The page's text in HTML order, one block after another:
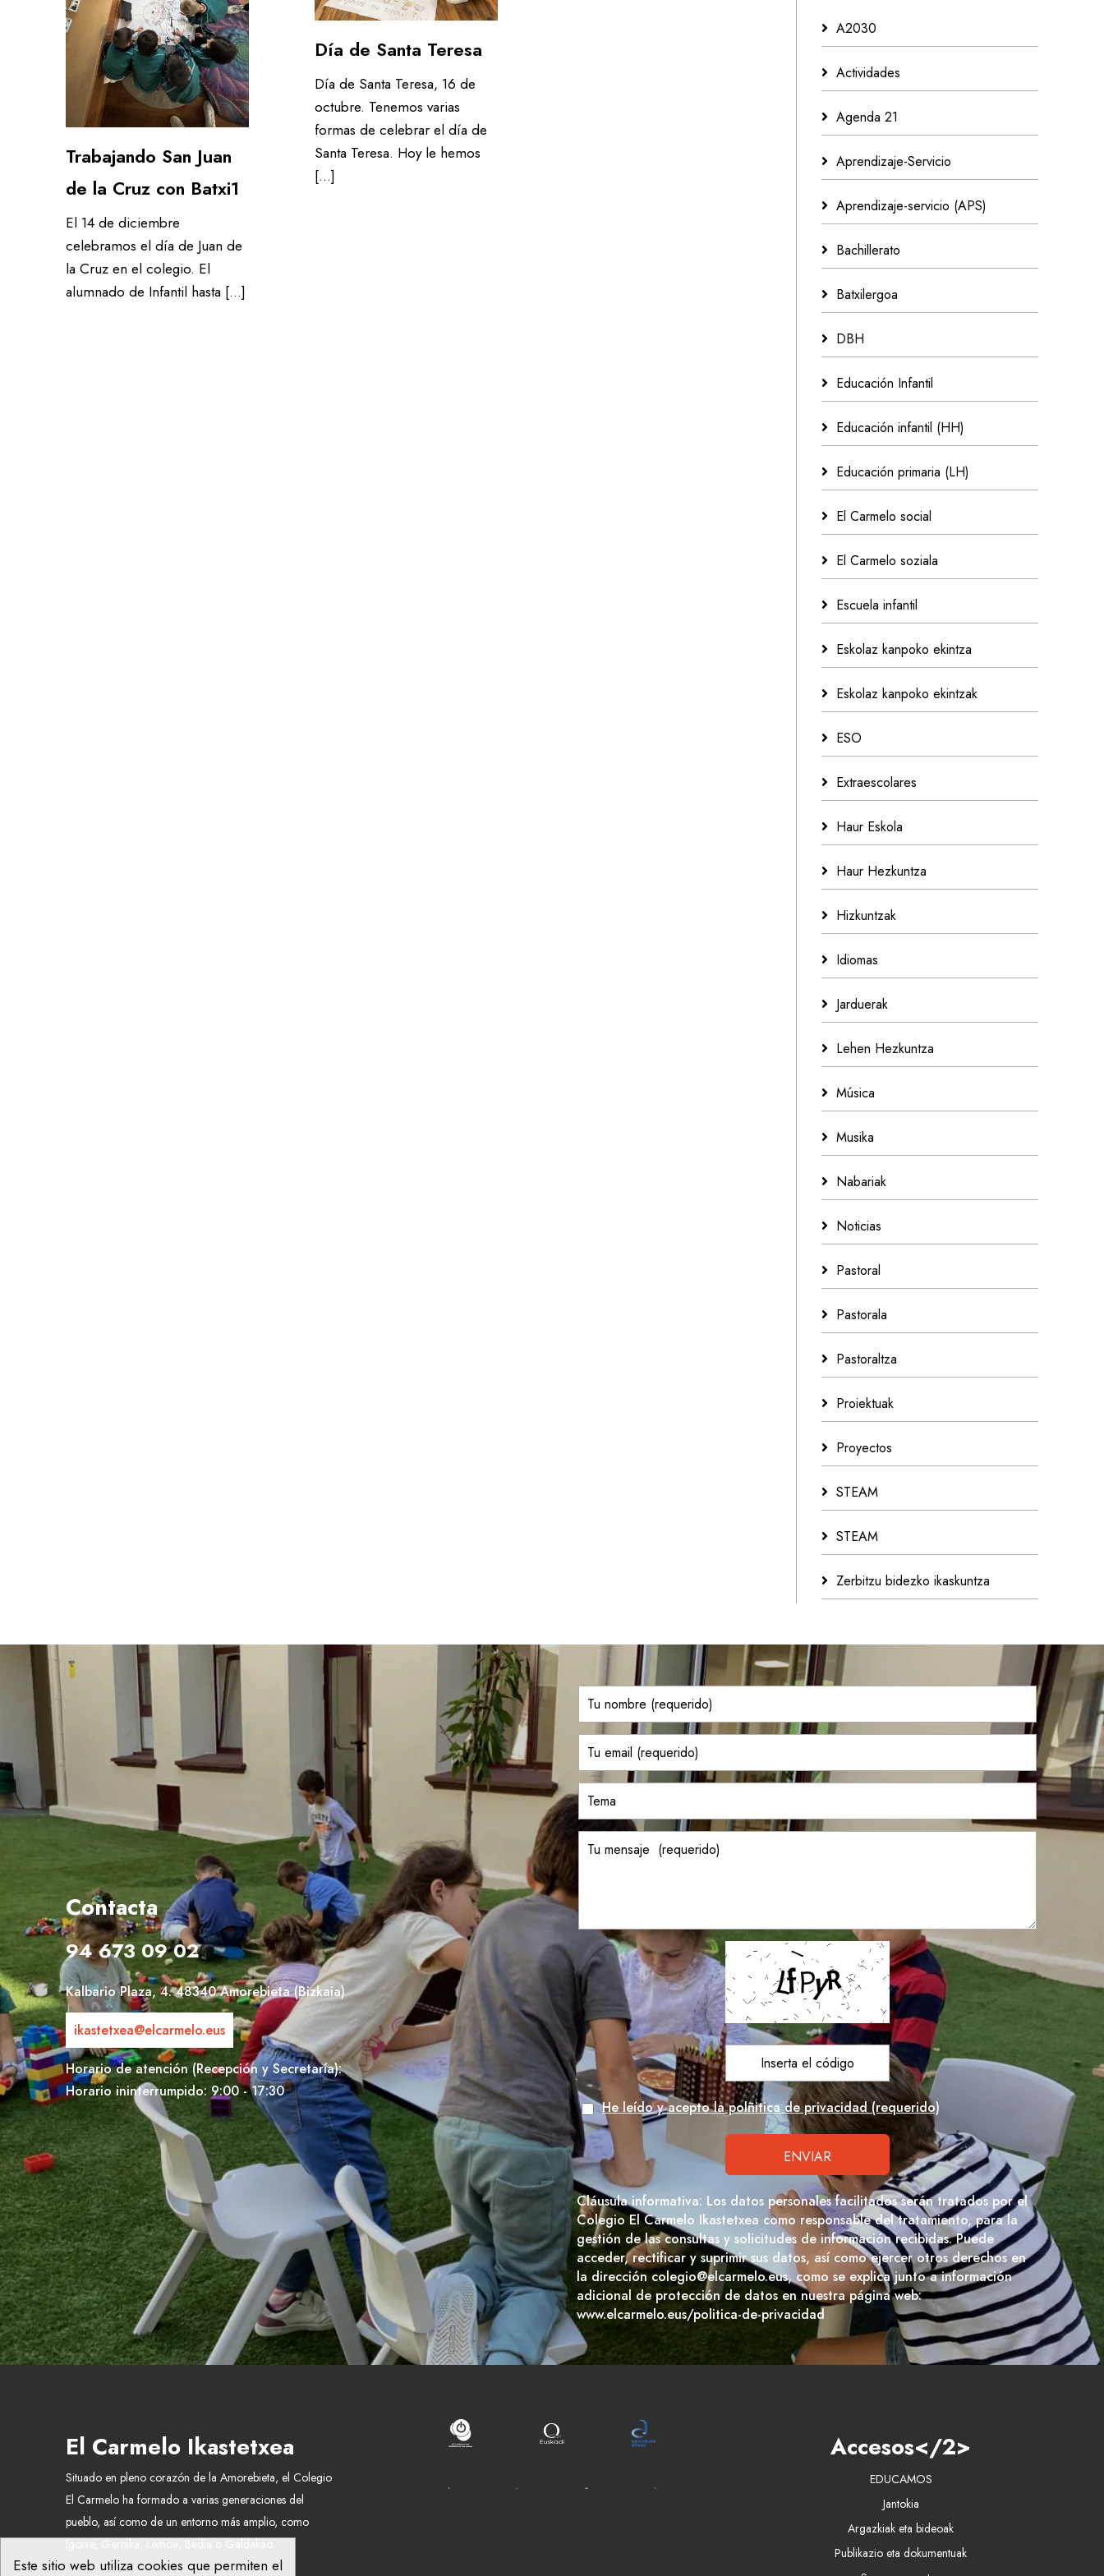
Atención especiales
Sala de estudio / Servicio de custodia
Trabajando San Juan
de la Cruz con Batxi1
El 14 de diciembre
celebramos el día de Juan de
la Cruz en el colegio. El
alumnado de Infantil hasta […]
Día de Santa Teresa
Día de Santa Teresa, 16 de
octubre. Tenemos varias
formas de celebrar el día de
Santa Teresa. Hoy le hemos
[…]
A2030
Actividades
Agenda 21
Aprendizaje-Servicio
Aprendizaje-servicio (APS)
Bachillerato
Batxilergoa
DBH
Educación Infantil
Educación infantil (HH)
Educación primaria (LH)
El Carmelo social
El Carmelo soziala
Escuela infantil
Eskolaz kanpoko ekintza
Eskolaz kanpoko ekintzak
ESO
Extraescolares
Haur Eskola
Haur Hezkuntza
Hizkuntzak
Idiomas
Jarduerak
Lehen Hezkuntza
Música
Musika
Nabariak
Noticias
Pastoral
Pastorala
Pastoraltza
Proiektuak
Proyectos
STEAM
STEAM
Zerbitzu bidezko ikaskuntza
Contacta
94 673 09 02
Kalbario Plaza, 4. 48340 Amorebieta (Bizkaia)
ikastetxea@elcarmelo.eus
Horario de atención (Recepción y Secretaría):
Horario ininterrumpido: 9:00 - 17:30
He leído y acepto la polñitica de privacidad (requerido)
Cláusula informativa: Los datos personales facilitados serán tratados por el
Colegio El Carmelo Ikastetxea como responsable del tratamiento, para la
gestión de las consultas y solicitudes de información recibidas. Puede
acceder, rectificar y suprimir sus datos, así como ejercer otros derechos en
la dirección colegio@elcarmelo.eus, como se explica junto a información
adicional de protección de datos en nuestra página web:
www.elcarmelo.eus/politica-de-privacidad
El Carmelo Ikastetxea
Situado en pleno corazón de la Amorebieta, el Colegio
El Carmelo ha formado a varias generaciones del
pueblo, así como de un entorno más amplio, como
Igorre, Gernika, Lemoa, Bedia o Galdakao.
Accesos</2>
EDUCAMOS
Jantokia
Argazkiak eta bideoak
Publikazio eta dokumentuak
Este sitio web utiliza cookies que permiten el
Sala de estudio / Servicio de custodia
Entorno seguro